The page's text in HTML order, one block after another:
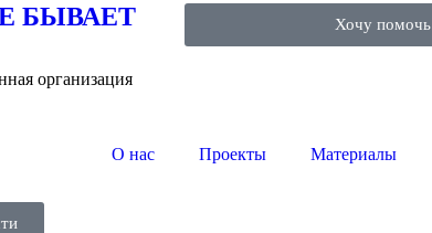
БЫВАЕТ
организация
Хочу помочь
О нас Проекты Материалы